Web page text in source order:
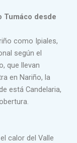
Tumáco desde
como Ipiales,
según el
que llevan
en Nariño, la
está Candelaria,
calor del Valle